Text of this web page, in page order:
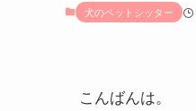
犬のペットシッター
こんばんは。